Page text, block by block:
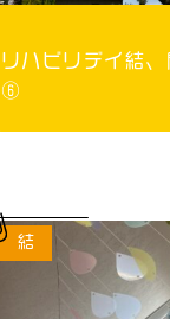
リハビリデイ結
⑥
結